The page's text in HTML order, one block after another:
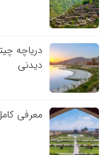
دریاچه
دیدنی
معرفی